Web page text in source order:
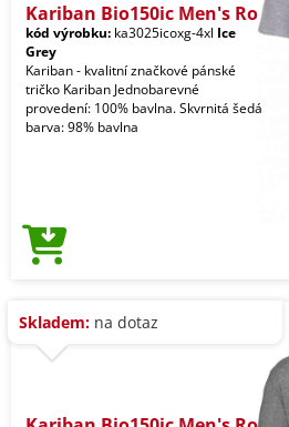
Kariban Bio150ic Men's Ro
kód výrobku: ka3025icoxg-4xl Ice
Grey
Kariban - kvalitní značkové pánské
tričko Kariban Jednobarevné
provedení: 100% bavlna. Skvrnitá šedá
barva: 98% bavlna
Skladem: na dotaz